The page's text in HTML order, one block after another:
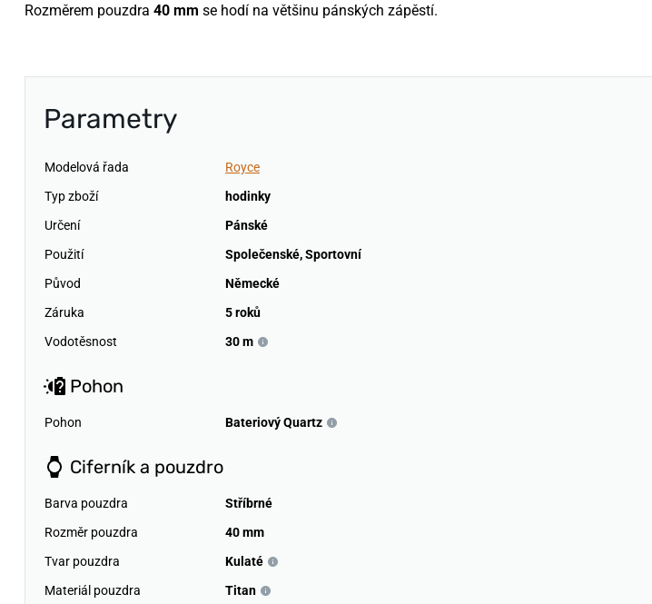
Rozměrem pouzdra 40 mm se hodí na většinu pánských zápěstí.
Parametry
Modelová řada
Royce
Typ zboží
hodinky
Určení
Pánské
Použití
Společenské,Sportovní
Původ
Německé
Záruka
5 roků
Vodotěsnost
30 m
Pohon
Pohon Bateriový Quartz
Ciferník a pouzdro
Barva pouzdra
Stříbrné
Rozměr pouzdra
40 mm
Tvar pouzdra
Kulaté
Materiál pouzdra
Titan